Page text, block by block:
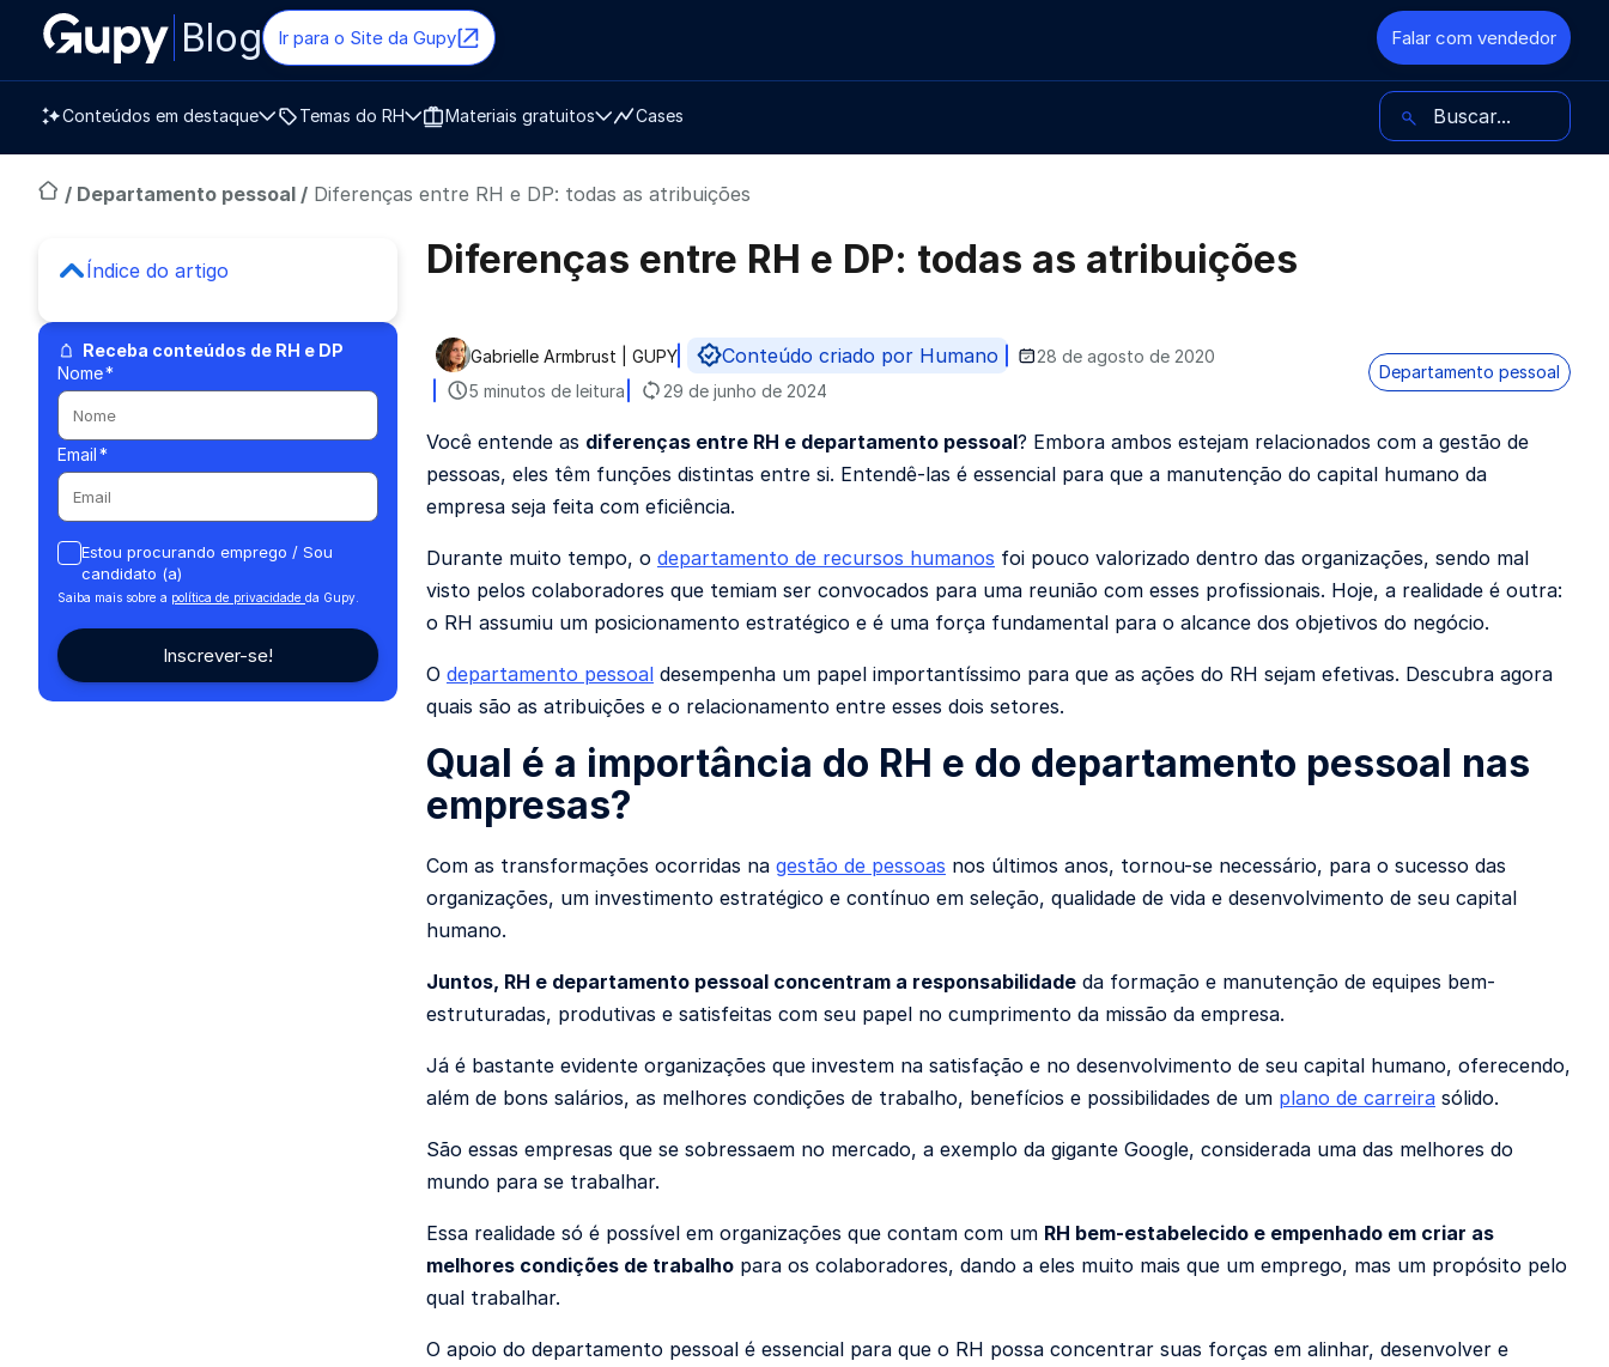
Blog Ir para o Site da Gupy Falar com vendedor
Conteúdos em destaque Temas do RH Materiais gratuitos Cases Buscar no blog
/ Departamento pessoal / Diferenças entre RH e DP: todas as atribuições
Índice do artigo
Receba conteúdos de RH e DP
Nome*
Email*
Estou procurando emprego / Sou
candidato (a)
Saiba mais sobre a política de privacidade da Gupy.
Diferenças entre RH e DP: todas as atribuições
Publicado por
Gabrielle Armbrust | GUPY Conteúdo criado por Humano
28 de agosto de 2020
5 minutos de leitura
29 de junho de 2024
Departamento pessoal
Você entende as diferenças entre RH e departamento pessoal? Embora ambos estejam relacionados com a gestão de
pessoas, eles têm funções distintas entre si. Entendê-las é essencial para que a manutenção do capital humano da
empresa seja feita com eficiência.
Durante muito tempo, o departamento de recursos humanos foi pouco valorizado dentro das organizações, sendo mal
visto pelos colaboradores que temiam ser convocados para uma reunião com esses profissionais. Hoje, a realidade é outra:
o RH assumiu um posicionamento estratégico e é uma força fundamental para o alcance dos objetivos do negócio.
O departamento pessoal desempenha um papel importantíssimo para que as ações do RH sejam efetivas. Descubra agora
quais são as atribuições e o relacionamento entre esses dois setores.
Qual é a importância do RH e do departamento pessoal nas
empresas?
Com as transformações ocorridas na gestão de pessoas nos últimos anos, tornou-se necessário, para o sucesso das
organizações, um investimento estratégico e contínuo em seleção, qualidade de vida e desenvolvimento de seu capital
humano.
Juntos, RH e departamento pessoal concentram a responsabilidade da formação e manutenção de equipes bem-
estruturadas, produtivas e satisfeitas com seu papel no cumprimento da missão da empresa.
Já é bastante evidente organizações que investem na satisfação e no desenvolvimento de seu capital humano, oferecendo,
além de bons salários, as melhores condições de trabalho, benefícios e possibilidades de um plano de carreira sólido.
São essas empresas que se sobressaem no mercado, a exemplo da gigante Google, considerada uma das melhores do
mundo para se trabalhar.
Essa realidade só é possível em organizações que contam com um RH bem-estabelecido e empenhado em criar as
melhores condições de trabalho para os colaboradores, dando a eles muito mais que um emprego, mas um propósito pelo
qual trabalhar.
O apoio do departamento pessoal é essencial para que o RH possa concentrar suas forças em alinhar, desenvolver e